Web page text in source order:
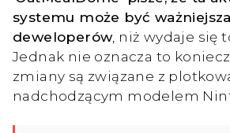
systemu może być
deweloperów, niż wydaje się
Jednak nie oznacza to
zmiany są związane z
nadchodzącym modelem